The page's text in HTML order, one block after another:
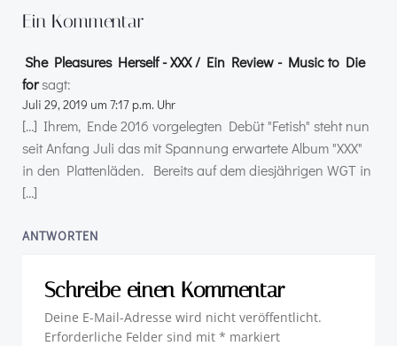
Ein Kommentar
She Pleasures Herself - XXX / Ein Review - Music to Die
forsagt:
Juli 29, 2019 um 7:17 p.m. Uhr
[…] Ihrem, Ende 2016 vorgelegten Debüt "Fetish" steht nun
seit Anfang Juli das mit Spannung erwartete Album "XXX"
in den Plattenläden. Bereits auf dem diesjährigen WGT in
[…]
ANTWORTEN
Schreibe einen Kommentar
Deine E-Mail-Adresse wird nicht veröffentlicht.
Erforderliche Felder sind mit * markiert